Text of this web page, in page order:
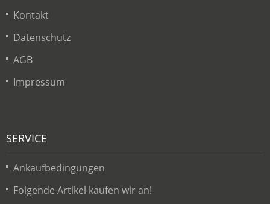
Kontakt
Datenschutz
AGB
Impressum
SERVICE
Ankaufbedingungen
Folgende Artikel kaufen wir an!